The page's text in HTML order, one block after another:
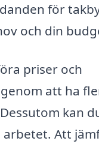
för
och din
priser och
att ha
kan
arbetet. Att